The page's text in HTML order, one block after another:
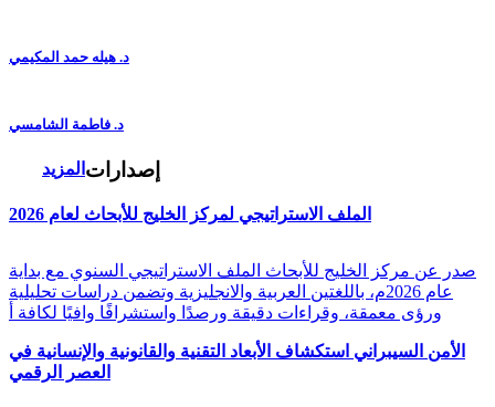
د. هيله حمد المكيمي
د. فاطمة الشامسي
المزيد إصدارات
الملف الاستراتيجي لمركز الخليج للأبحاث لعام 2026
صدر عن مركز الخليج للأبحاث الملف الاستراتيجي السنوي مع بداية
عام 2026م، باللغتين العربية والانجليزية وتضمن دراسات تحليلية
ورؤى معمقة، وقراءات دقيقة ورصدًا واستشرافًا وافيًا لكافة أ
الأمن السيبراني استكشاف الأبعاد التقنية والقانونية والإنسانية في
العصر الرقمي